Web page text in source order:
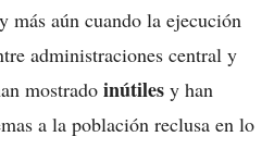
más aún cuando la ejecución
administraciones central y
mostrado inútiles y han
a la población reclusa en lo